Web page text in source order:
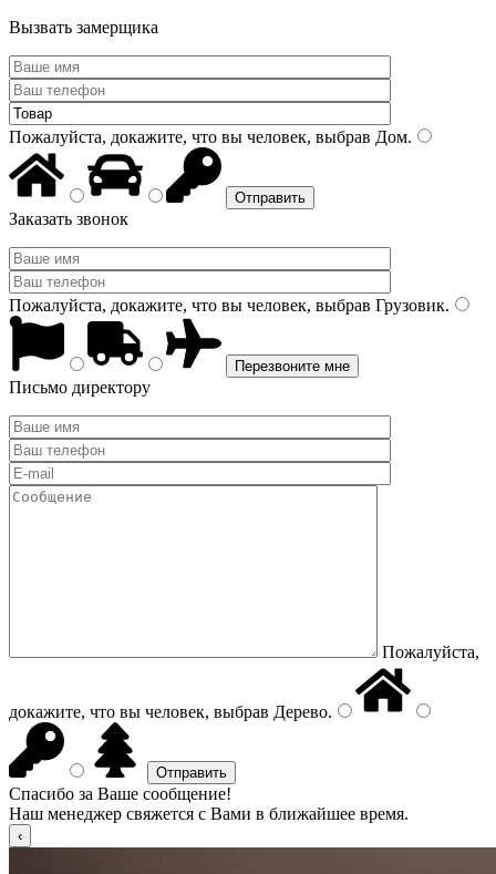
Вызвать замерщика
Пожалуйста, докажите, что вы человек, выбрав Дом.
Заказать звонок
Пожалуйста, докажите, что вы человек, выбрав Грузовик.
Письмо директору
Пожалуйста,
докажите, что вы человек, выбрав Дерево.
Спасибо за Ваше сообщение!
Наш менеджер свяжется с Вами в ближайшее время.